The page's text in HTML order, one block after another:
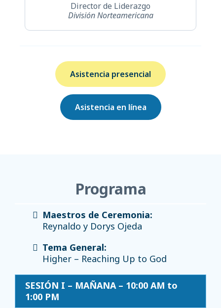
Director de Liderazgo
División Norteamericana
Asistencia presencial
Asistencia en línea
Programa
Maestros de Ceremonia:
Reynaldo y Dorys Ojeda
Tema General:
Higher – Reaching Up to God
SESIÓN I – MAÑANA – 10:00 AM to
1:00 PM